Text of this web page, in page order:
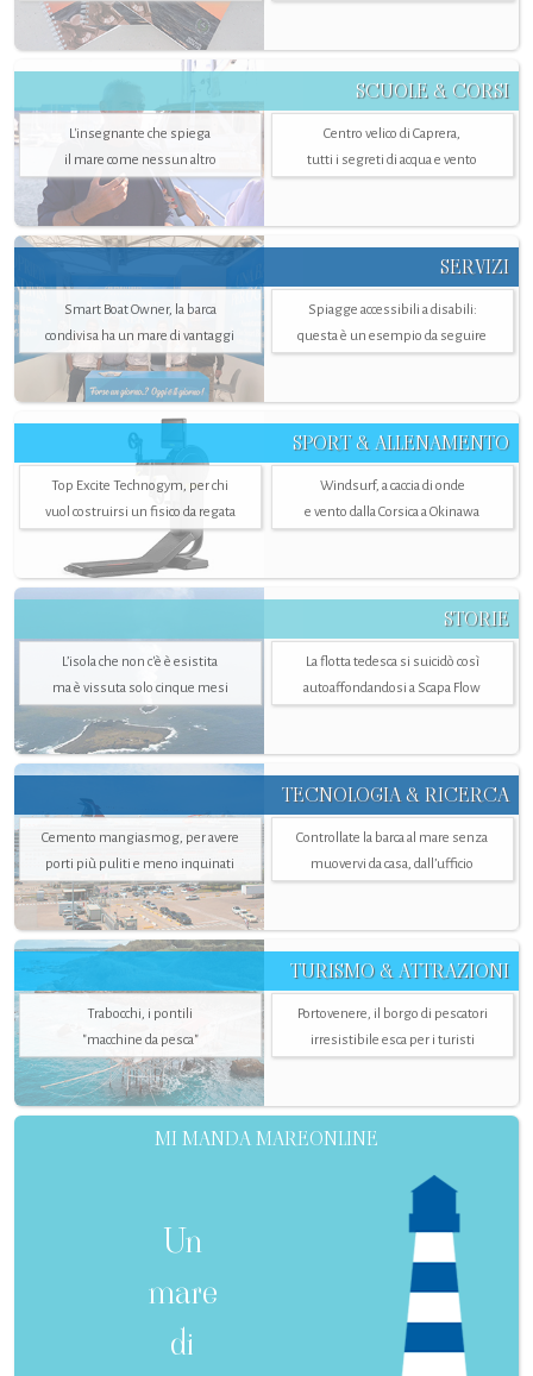
SCUOLE & CORSI
L'insegnante che spiega
il mare come nessun altro
Centro velico di Caprera,
tutti i segreti di acqua e vento
SERVIZI
Smart Boat Owner, la barca
condivisa ha un mare di vantaggi
Spiagge accessibili a disabili:
questa è un esempio da seguire
SPORT & ALLENAMENTO
Top Excite Technogym, per chi
vuol costruirsi un fisico da regata
Windsurf, a caccia di onde
e vento dalla Corsica a Okinawa
STORIE
L’isola che non c'è è esistita
ma è vissuta solo cinque mesi
La flotta tedesca si suicidò così
autoaffondandosi a Scapa Flow
TECNOLOGIA & RICERCA
Cemento mangiasmog, per avere
porti più puliti e meno inquinati
Controllate la barca al mare senza
muovervi da casa, dall’ufficio
TURISMO & ATTRAZIONI
Trabocchi, i pontili
"macchine da pesca"
Portovenere, il borgo di pescatori
irresistibile esca per i turisti
MI MANDA MAREONLINE
Un
mare
di